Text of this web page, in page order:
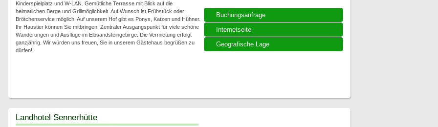
Buchungsanfrage
Internetseite
Geografische Lage
Kinderspielplatz und W-LAN. Gemütliche Terrasse mit Blick auf die
heimatlichen Berge und Grillmöglichkeit. Auf Wunsch ist Frühstück oder
Brötchenservice möglich. Auf unserem Hof gibt es Ponys, Katzen und Hühner.
Ihr Haustier können Sie mitbringen. Zentraler Ausgangspunkt für viele schöne
Wanderungen und Ausflüge im Elbsandsteingebirge. Die Vermietung erfolgt
ganzjährig. Wir würden uns freuen, Sie in unserem Gästehaus begrüßen zu
dürfen!
Landhotel Sennerhütte